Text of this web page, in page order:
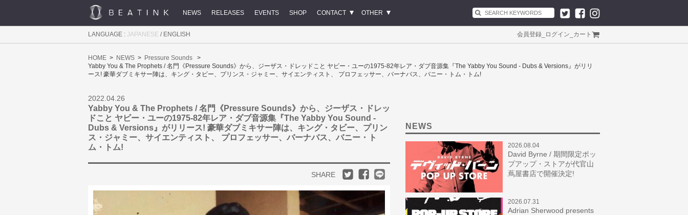
NEWS RELEASES EVENTS SHOP CONTACT OTHER
LANGUAGE : JAPANESE / ENGLISH 会員登録 ログイン カート
HOME NEWS
Pressure Sounds
Yabby You & The Prophets / 名門《Pressure Sounds》から、ジーザス・ドレッドこと ヤビー・ユーの1975-82年レア・ダブ音源集『The Yabby You Sound - Dubs & Versions』がリリ
ース! 豪華ダブミキサー陣は、キング・タビー、プリンス・ジャミー、サイエンティスト、 プロフェッサー、バーナバス、バニー・トム・トム!
2022.04.26
Yabby You & The Prophets / 名門《Pressure Sounds》から、ジーザス・ドレッ
ドこと ヤビー・ユーの1975-82年レア・ダブ音源集『The Yabby You Sound -
Dubs & Versions』がリリース! 豪華ダブミキサー陣は、キング・タビー、プリン
ス・ジャミー、サイエンティスト、 プロフェッサー、バーナバス、バニー・ト
ム・トム!
SHARE
NEWS
2026.08.04
David Byrne / 期間限定ポッ
プアップ・ストアが代官山
蔦屋書店で開催決定!
2026.07.31
Adrian Sherwood presents